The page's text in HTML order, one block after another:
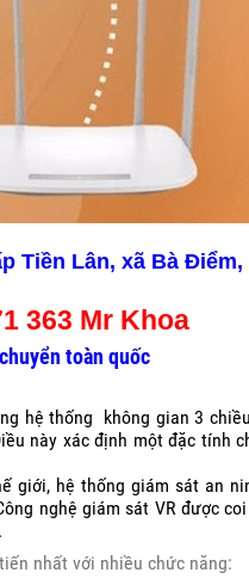
Tiền Lân, xã Bà
363 Mr Khoa
toàn quốc
hệ thống không gian 3
này xác định một đặc tính
giới, hệ thống giám sát an
nghệ giám sát VR được
nhất với nhiều chức năng: